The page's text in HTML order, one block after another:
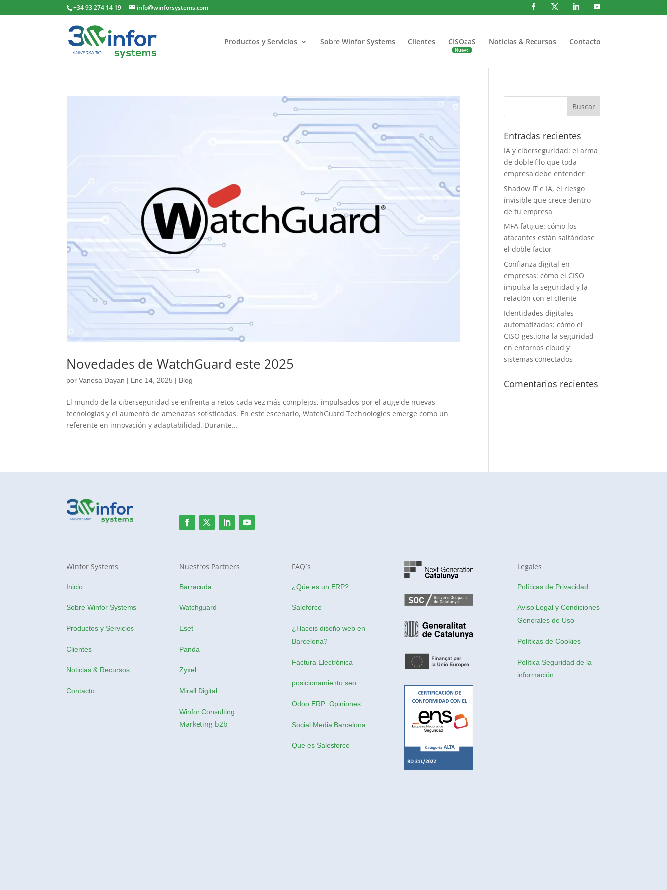
+34 93 274 14 19 info@winforsystems.com
Productos y Servicios Sobre Winfor Systems Clientes CISOaaS Noticias & Recursos Contacto
Novedades de WatchGuard este 2025
porVanesa Dayan | Ene 14, 2025 | Blog
El mundo de la ciberseguridad se enfrenta a retos cada vez más complejos, impulsados por el auge de nuevas
tecnologías y el aumento de amenazas sofisticadas. En este escenario, WatchGuard Technologies emerge como un
referente en innovación y adaptabilidad. Durante...
Entradas recientes
IA y ciberseguridad: el arma
de doble filo que toda
empresa debe entender
Shadow IT e IA, el riesgo
invisible que crece dentro
de tu empresa
MFA fatigue: cómo los
atacantes están saltándose
el doble factor
Confianza digital en
empresas: cómo el CISO
impulsa la seguridad y la
relación con el cliente
Identidades digitales
automatizadas: cómo el
CISO gestiona la seguridad
en entornos cloud y
sistemas conectados
Comentarios recientes
Winfor Systems
Inicio
Sobre Winfor Systems
Productos y Servicios
Clientes
Noticias & Recursos
Contacto
Nuestros Partners
Barracuda
Watchguard
Eset
Panda
Zyxel
Mirall Digital
Winfor Consulting
Marketing b2b
FAQ´s
¿Qúe es un ERP?
Saleforce
¿Haceis diseño web en
Barcelona?
Factura Electrónica
posicionamiento seo
Odoo ERP: Opiniones
Social Media Barcelona
Que es Salesforce
Legales
Políticas de Privacidad
Aviso Legal y Condiciones
Generales de Uso
Políticas de Cookies
Política Seguridad de la
información